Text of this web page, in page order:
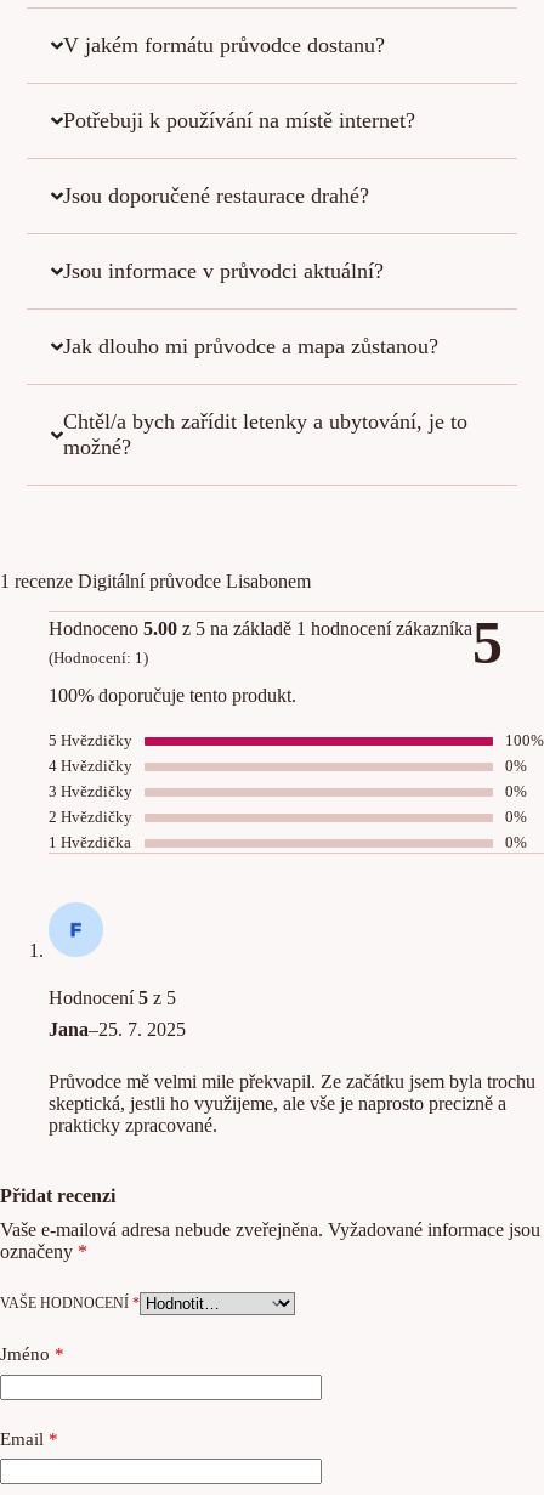
V jakém formátu průvodce dostanu?
Potřebuji k používání na místě internet?
Jsou doporučené restaurace drahé?
Jsou informace v průvodci aktuální?
Jak dlouho mi průvodce a mapa zůstanou?
Chtěl/a bych zařídit letenky a ubytování, je to
možné?
1 recenze Digitální průvodce Lisabonem
5
Hodnoceno 5.00 z 5 na základě 1 hodnocení zákazníka
(Hodnocení: 1 )
100% doporučuje tento produkt.
5 Hvězdičky
100%
4 Hvězdičky
0%
3 Hvězdičky
0%
2 Hvězdičky
0%
1 Hvězdička
0%
Hodnocení5 z 5
Jana–25. 7. 2025
Průvodce mě velmi mile překvapil. Ze začátku jsem byla trochu
skeptická, jestli ho využijeme, ale vše je naprosto precizně a
prakticky zpracované.
Přidat recenzi
Vaše e-mailová adresa nebude zveřejněna. Vyžadované informace jsou
označeny *
VAŠE HODNOCENÍ *
Jméno *
Email *